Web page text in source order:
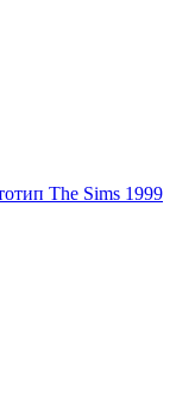
The Sims 1999